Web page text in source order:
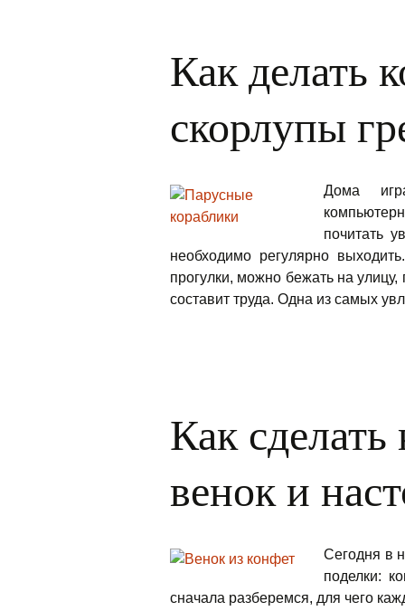
Как делать
скорлупы
Дома
почитать
необходимо регулярно
прогулки, можно бежать на улицу,
составит труда. Одна из самых
Как
венок и
Сегодня в
поделки:
сначала разберемся, для чего